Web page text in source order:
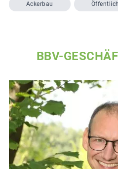
Ackerbau
BBV-